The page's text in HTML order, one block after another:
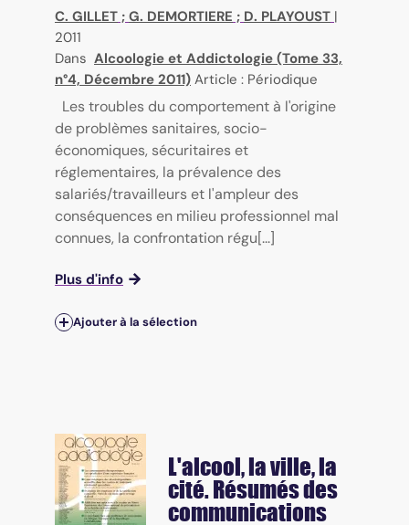
C. GILLET ; G. DEMORTIERE ; D. PLAYOUST |
2011
Dans Alcoologie et Addictologie (Tome 33,
n°4, Décembre 2011) Article : Périodique
Les troubles du comportement à l'origine
de problèmes sanitaires, socio-
économiques, sécuritaires et
réglementaires, la prévalence des
salariés/travailleurs et l'ampleur des
conséquences en milieu professionnel mal
connues, la confrontation régu[...]
Plus d'info
Ajouter à la sélection
L'alcool, la ville, la
cité. Résumés des
communications